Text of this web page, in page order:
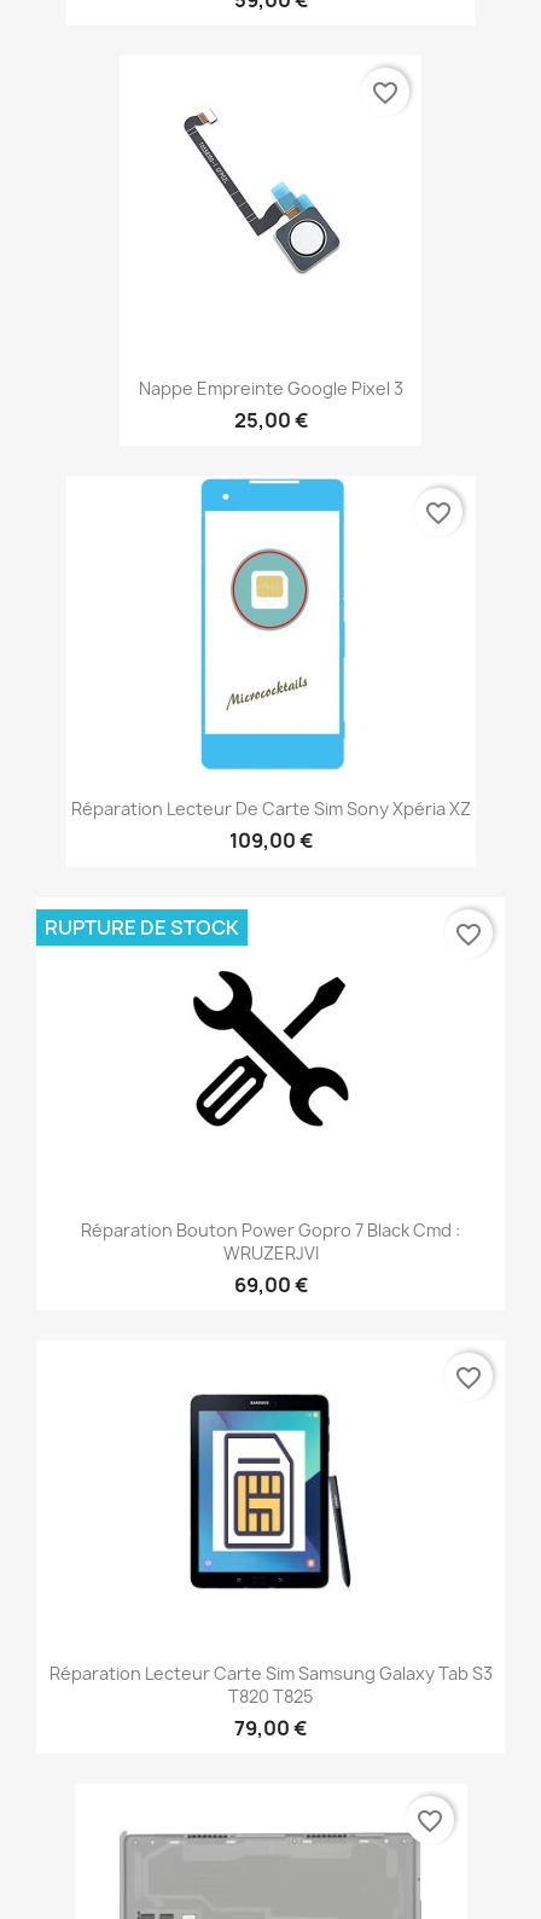
Nappe Empreinte Google Pixel 3
25,00 €
favorite_border
Réparation Lecteur De Carte Sim Sony Xpéria XZ
109,00 €
favorite_border
Réparation Bouton Power Gopro 7 Black Cmd :
WRUZERJVI
69,00 €
RUPTURE DE STOCK favorite_border
Réparation Lecteur Carte Sim Samsung Galaxy Tab S3
T820 T825
79,00 €
favorite_border
favorite_border